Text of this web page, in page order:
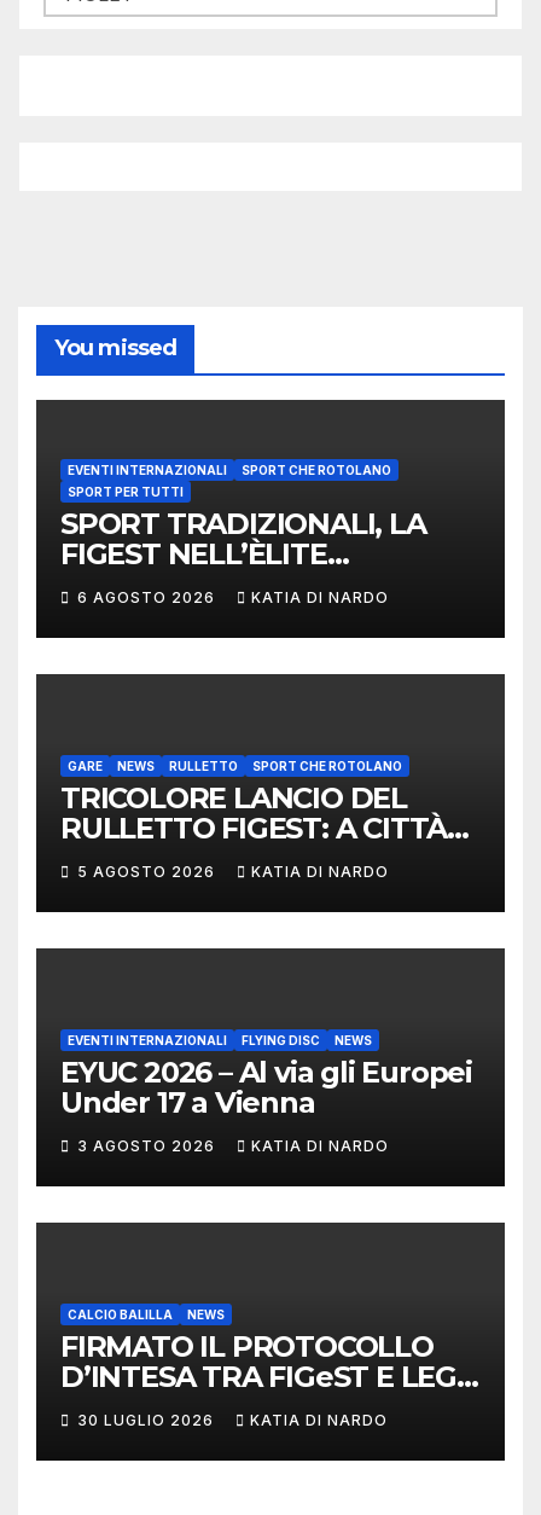
You missed
EVENTI INTERNAZIONALI
SPORT CHE ROTOLANO
SPORT PER TUTTI
SPORT TRADIZIONALI, LA
FIGEST NELL’ÈLITE
MONDIALE: LA
DELEGAZIONE ITALIANA
PROTAGONISTA AL
CONVEGNO TAFISA A
6 AGOSTO 2026 KATIA DI NARDO
GARE NEWS RULLETTO SPORT CHE ROTOLANO
TRICOLORE LANCIO DEL
RULLETTO FIGEST: A CITTÀ
DI CASTELLO VINCONO
MARCHIGIANI ED UMBRI
5 AGOSTO 2026 KATIA DI NARDO
EVENTI INTERNAZIONALI FLYING DISC NEWS
EYUC 2026 – Al via gli Europei
Under 17 a Vienna
3 AGOSTO 2026 KATIA DI NARDO
CALCIO BALILLA NEWS
FIRMATO IL PROTOCOLLO
D’INTESA TRA FIGeST E LEGA
NAZIONALE DILETTANTI
30 LUGLIO 2026 KATIA DI NARDO